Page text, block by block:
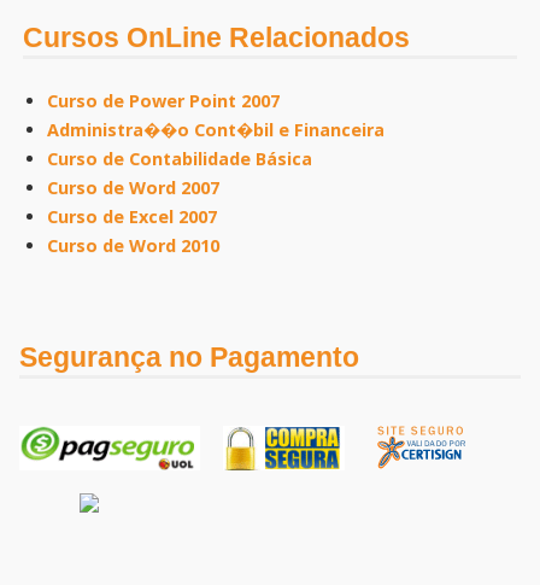
Cursos OnLine Relacionados
Curso de Power Point 2007
Administra��o Cont�bil e Financeira
Curso de Contabilidade Básica
Curso de Word 2007
Curso de Excel 2007
Curso de Word 2010
Segurança no Pagamento